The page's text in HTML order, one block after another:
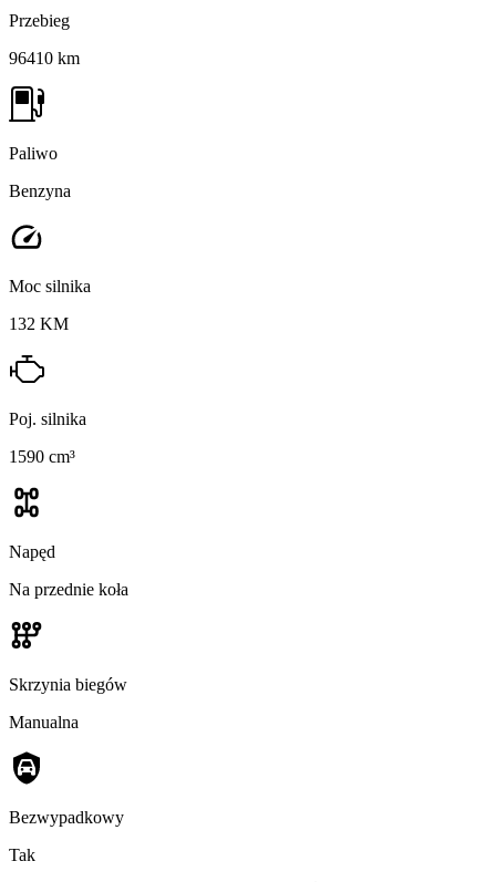
Przebieg
96410 km
Paliwo
Benzyna
Moc silnika
132 KM
Poj. silnika
1590 cm³
Napęd
Na przednie koła
Skrzynia biegów
Manualna
Bezwypadkowy
Tak